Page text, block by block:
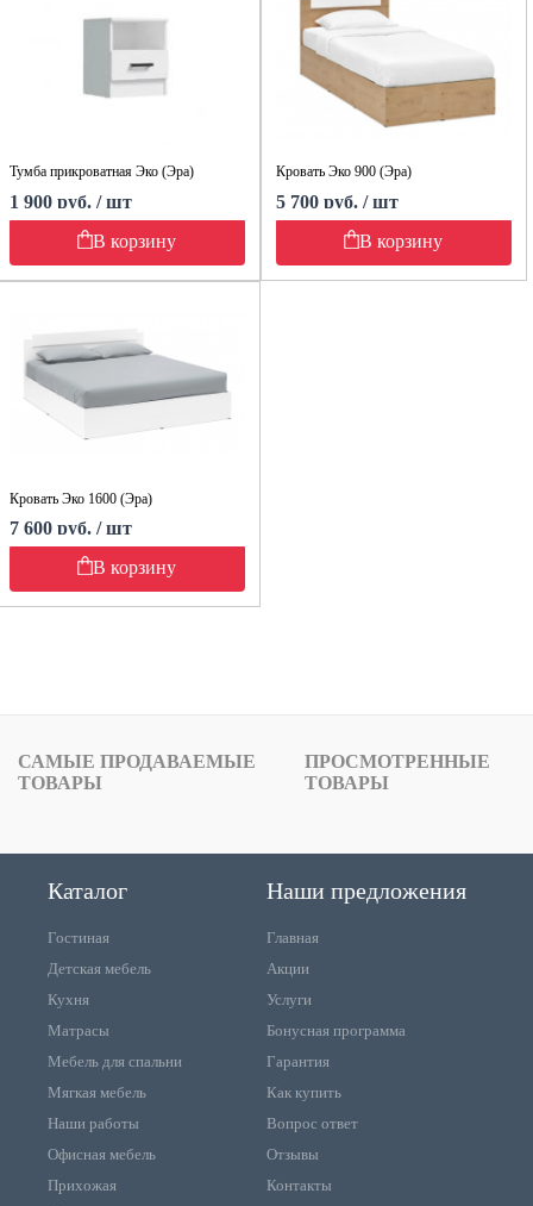
Тумба прикроватная Эко (Эра)
1 900 руб. / шт
В корзину
Кровать Эко 900 (Эра)
5 700 руб. / шт
В корзину
Кровать Эко 1600 (Эра)
7 600 руб. / шт
В корзину
САМЫЕ ПРОДАВАЕМЫЕ
ТОВАРЫ
ПРОСМОТРЕННЫЕ
ТОВАРЫ
Каталог
Гостиная
Детская мебель
Кухня
Матрасы
Мебель для спальни
Мягкая мебель
Наши работы
Офисная мебель
Прихожая
Наши предложения
Главная
Акции
Услуги
Бонусная программа
Гарантия
Как купить
Вопрос ответ
Отзывы
Контакты